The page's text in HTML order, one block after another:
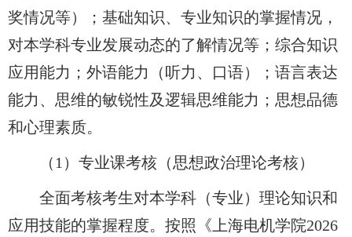
奖情况等）；基础知识、专业知识的掌握情况，
对本学科专业发展动态的了解情况等；综合知识
应用能力；外语能力（听力、口语）；语言表达
能力、思维的敏锐性及逻辑思维能力；思想品德
和心理素质。
（1）专业课考核（思想政治理论考核）
全面考核考生对本学科（专业）理论知识和
应用技能的掌握程度。按照 《上海电机学院2026